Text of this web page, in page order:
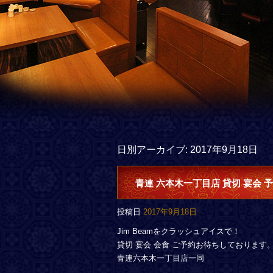
日別アーカイブ: 2017年9月18日
青連 六本木一丁目店 貸切 宴会
投稿日 2017年9月18日
Jim Beamをクラッシュアイスで！
貸切 宴会 会食 ご予約お待ちしております
青連六本木一丁目店一同